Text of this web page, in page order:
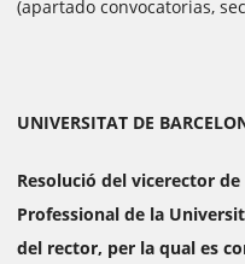
(apartado convocatorias,
UNIVERSITAT DE
Resolució del vicerector
Professional de la
del rector, per la qual es